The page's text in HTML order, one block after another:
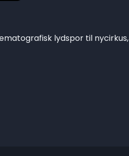
lydspor til nycirkus,